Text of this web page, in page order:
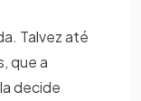
Talvez até
que a
decide